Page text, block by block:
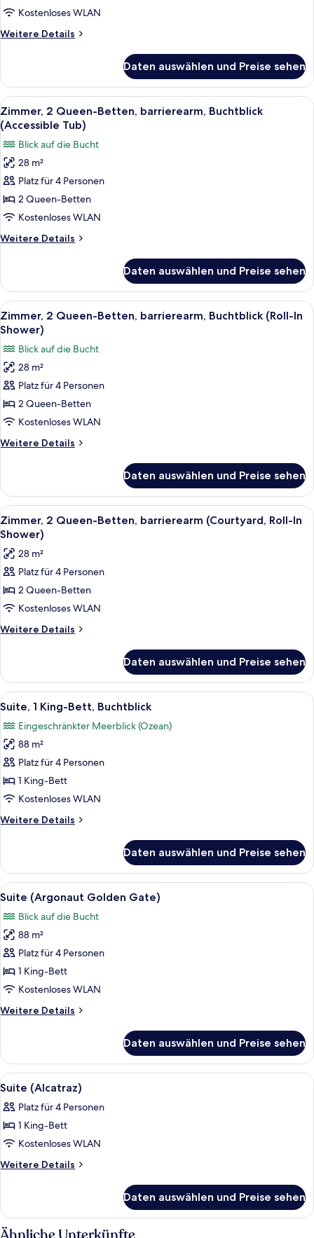
barrierearm
Kostenloses WLAN
Weitere Details
Weitere
1 King-
Bett,
barrierearm
Daten auswählen und Preise sehen
Alle
Fotos
für
Zimmer,
2 Queen-
Betten,
barrierearm,
Buchtblick
(Accessible
Tub)
Ein Hotelzimmer mit
13
Zimmer, 2 Queen-Betten, barrierearm, Buchtblick
(Accessible Tub)
Blick auf die Bucht
28 m²
Platz für 4 Personen
2 Queen-Betten
Kostenloses WLAN
Weitere Details
Weitere
2 Queen-
Betten,
barrierearm,
Buchtblick
(Accessible
Tub)
Daten auswählen und Preise sehen
Alle
Fotos
Zimmer,
2 Queen-
Betten,
barrierearm,
Buchtblick
(Roll-
In
anzeigen
Ein Hotelzimmer mit
14
Zimmer, 2 Queen-Betten, barrierearm, Buchtblick (Roll-In
Shower)
Blick auf die Bucht
28 m²
Platz für 4 Personen
2 Queen-Betten
Kostenloses WLAN
Weitere Details
Weitere
2 Queen-
Betten,
barrierearm,
Buchtblick
In
Shower)
Daten auswählen und Preise sehen
Alle
Fotos
für
Zimmer,
2 Queen-
Betten,
barrierearm
(Courtyard,
Shower)
anzeigen
Ein Hotelzimmer mit Bett,
6
Zimmer, 2 Queen-Betten, barrierearm (Courtyard, Roll-In
Shower)
28 m²
Platz für 4 Personen
2 Queen-Betten
Kostenloses WLAN
Weitere Details
Weitere
2 Queen-
Betten,
barrierearm
Roll-
In
Daten auswählen und Preise sehen
Alle
Fotos
für
Suite,
1 King-
Bett,
Buchtblick
Ein geräumiger Wohnbereich mit
11
Suite, 1 King-Bett, Buchtblick
Eingeschränkter Meerblick (Ozean)
88 m²
Platz für 4 Personen
1 King-Bett
Kostenloses WLAN
Weitere Details
Weitere
1 King-
Bett,
Buchtblick
Daten auswählen und Preise sehen
Alle
Fotos
für
Suite
(Argonaut
Golden
Gate)
Eine Küstenstadt mit einem
16
Suite (Argonaut Golden Gate)
Blick auf die Bucht
88 m²
Platz für 4 Personen
1 King-Bett
Kostenloses WLAN
Weitere Details
Weitere
(Argonaut
Golden
Gate)
Daten auswählen und Preise sehen
Alle
Fotos
für
Suite
(Alcatraz)
anzeigen
Suite (Alcatraz) | Hochwertige
6
Suite (Alcatraz)
Platz für 4 Personen
1 King-Bett
Kostenloses WLAN
Weitere Details
Weitere
(Alcatraz)
Daten auswählen und Preise sehen